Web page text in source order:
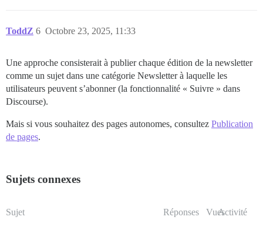
ToddZ Octobre 23, 2025, 11:33
6
Une approche consisterait à publier chaque édition de la newsletter
comme un sujet dans une catégorie Newsletter à laquelle les
utilisateurs peuvent s’abonner (la fonctionnalité « Suivre » dans
Discourse).
Mais si vous souhaitez des pages autonomes, consultez Publication
de pages.
Sujets connexes
Sujet Réponses VuesActivité